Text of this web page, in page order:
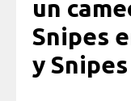
un
Snipes
y